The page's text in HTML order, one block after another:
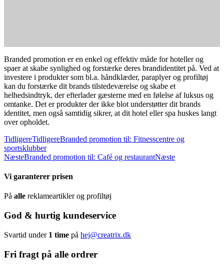
Branded promotion er en enkel og effektiv måde for hoteller og
spaer at skabe synlighed og forstærke deres brandidentitet på. Ved at
investere i produkter som bl.a. håndklæder, paraplyer og profiltøj
kan du forstærke dit brands tilstedeværelse og skabe et
helhedsindtryk, der efterlader gæsterne med en følelse af luksus og
omtanke. Det er produkter der ikke blot understøtter dit brands
identitet, men også samtidig sikrer, at dit hotel eller spa huskes langt
over opholdet.
TidligereTidligereBranded promotion til: Fitnesscentre og
sportsklubber
NæsteBranded promotion til: Café og restaurantNæste
Vi garanterer prisen
På alle reklameartikler og profiltøj
God & hurtig kundeservice
Svartid under 1 time på hej@creatrix.dk
Fri fragt på alle ordrer